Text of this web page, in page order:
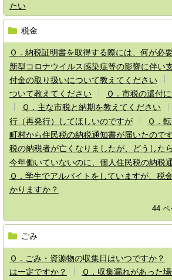
たい
税金
Ｑ．納税証明書を取得する際には、何が必
新型コロナウイルス感染症等の影響に伴い
付金の取り扱いについて教えてください
ついて教えてください
Ｑ．市税の還付
Ｑ．主な市税と納期を教えてください
行（再発行）してほしいのですが
Ｑ．
町村から住民税の納税通知書が届いたので
税の納税者が亡くなりましたが、どうした
今年働いていないのに、個人住民税の納税
Ｑ．学生でアルバイトをしていますが、税
かりますか？
44 ペ
ごみ
Ｑ．ごみ・資源物の収集日はいつですか？
は一定ですか？
Ｑ．収集漏れがあった